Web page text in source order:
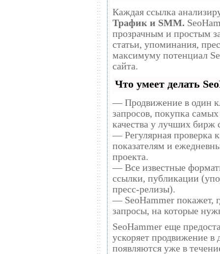
Каждая ссылка
Трафик и SMM.
прозрачным и простым занятием. Ссылки,
статьи, упоминания,
максимуму потенциал
сайта.
Что умеет делать
— Продвижение в один
запросов, покупка
качества у лучших бирж
— Регулярная проверка
показателям и
проекта.
— Все известные
ссылки, публикации
пресс-релизы).
— SeoHammer покажет,
запросы, на которые
SeoHammer еще
ускоряет продвижение в десятки раз,
появляются уже в